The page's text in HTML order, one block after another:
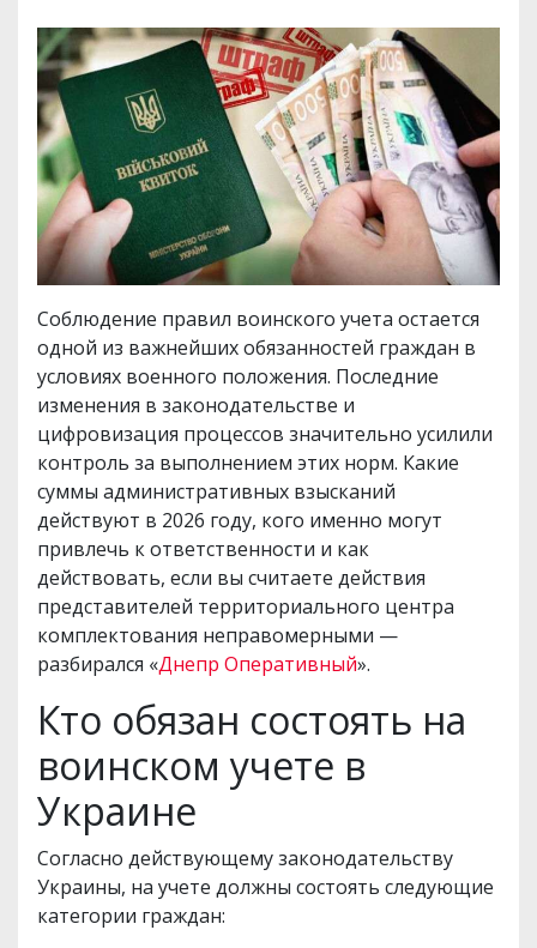
Соблюдение правил воинского учета остается
одной из важнейших обязанностей граждан в
условиях военного положения. Последние
изменения в законодательстве и
цифровизация процессов значительно усилили
контроль за выполнением этих норм. Какие
суммы административных взысканий
действуют в 2026 году, кого именно могут
привлечь к ответственности и как
действовать, если вы считаете действия
представителей территориального центра
комплектования неправомерными —
разбирался «Днепр Оперативный».
Кто обязан состоять на
воинском учете в
Украине
Согласно действующему законодательству
Украины, на учете должны состоять следующие
категории граждан: